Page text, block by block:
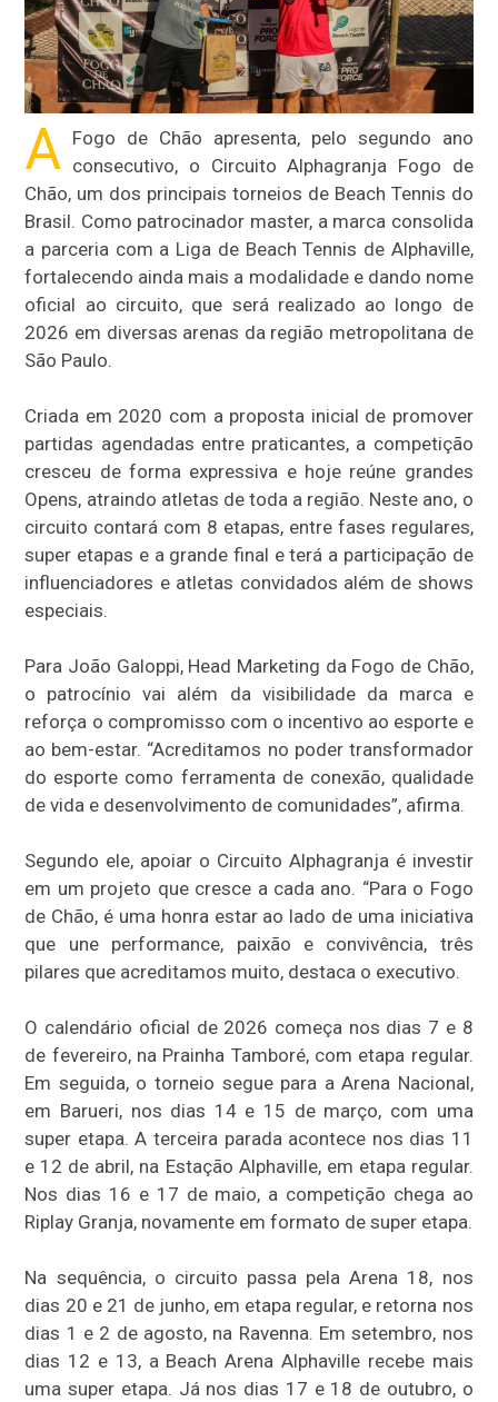
A Fogo de Chão apresenta, pelo segundo ano
consecutivo, o Circuito Alphagranja Fogo de
Chão, um dos principais torneios de Beach Tennis do
Brasil. Como patrocinador master, a marca consolida
a parceria com a Liga de Beach Tennis de Alphaville,
fortalecendo ainda mais a modalidade e dando nome
oficial ao circuito, que será realizado ao longo de
2026 em diversas arenas da região metropolitana de
São Paulo.
Criada em 2020 com a proposta inicial de promover
partidas agendadas entre praticantes, a competição
cresceu de forma expressiva e hoje reúne grandes
Opens, atraindo atletas de toda a região. Neste ano, o
circuito contará com 8 etapas, entre fases regulares,
super etapas e a grande final e terá a participação de
influenciadores e atletas convidados além de shows
especiais.
Para João Galoppi, Head Marketing da Fogo de Chão,
o patrocínio vai além da visibilidade da marca e
reforça o compromisso com o incentivo ao esporte e
ao bem-estar. “Acreditamos no poder transformador
do esporte como ferramenta de conexão, qualidade
de vida e desenvolvimento de comunidades”, afirma.
Segundo ele, apoiar o Circuito Alphagranja é investir
em um projeto que cresce a cada ano. “Para o Fogo
de Chão, é uma honra estar ao lado de uma iniciativa
que une performance, paixão e convivência, três
pilares que acreditamos muito, destaca o executivo.
O calendário oficial de 2026 começa nos dias 7 e 8
de fevereiro, na Prainha Tamboré, com etapa regular.
Em seguida, o torneio segue para a Arena Nacional,
em Barueri, nos dias 14 e 15 de março, com uma
super etapa. A terceira parada acontece nos dias 11
e 12 de abril, na Estação Alphaville, em etapa regular.
Nos dias 16 e 17 de maio, a competição chega ao
Riplay Granja, novamente em formato de super etapa.
Na sequência, o circuito passa pela Arena 18, nos
dias 20 e 21 de junho, em etapa regular, e retorna nos
dias 1 e 2 de agosto, na Ravenna. Em setembro, nos
dias 12 e 13, a Beach Arena Alphaville recebe mais
uma super etapa. Já nos dias 17 e 18 de outubro, o